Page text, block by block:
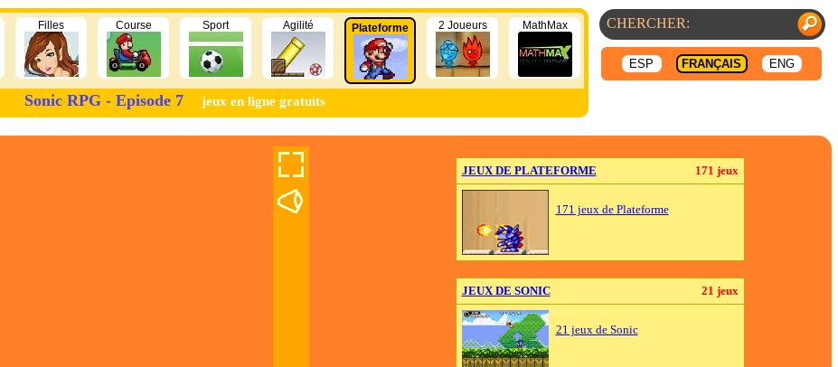
ESP FRANÇAIS ENG
Filles Course Sport Agilité Plateforme 2 Joueurs MathMax
Sonic RPG - Episode 7 jeux en ligne gratuits
JEUX DE PLATEFORME 171 jeux
171 jeux de Plateforme
JEUX DE SONIC 21 jeux
21 jeux de Sonic